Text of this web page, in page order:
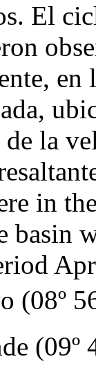
El
de la
in
basin
(09º